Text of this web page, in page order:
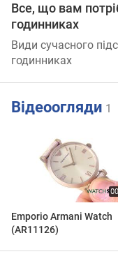
Все, що вам
годинниках
Види сучасного
годинниках
Відеоогляди 1
Emporio Armani Watch
(AR11126)